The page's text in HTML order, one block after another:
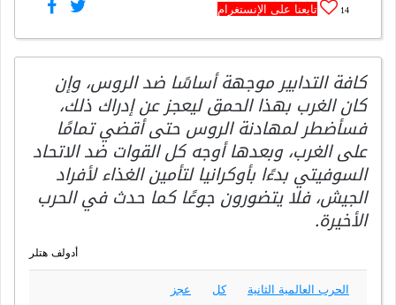
14 تابعنا على الإنستغرام
كافة التدابير موجهة أساسًا ضد الروس، وإن
كان الغرب بهذا الحمق ليعجز عن إدراك ذلك،
فسأضطر لمهادنة الروس حتى أقضي تمامًا
على الغرب، وبعدها أوجه كل القوات ضد الاتحاد
السوفيتي بدءًا بأوكرانيا لتأمين الغذاء لأفراد
الجيش، فلا يتضورون جوعًا كما حدث في الحرب
الأخيرة.
أدولف هتلر
الحرب العالمية الثانية كل عجز